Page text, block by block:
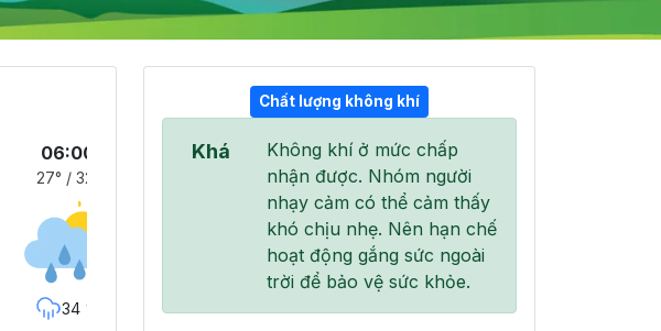
06:00
27° / 32°
34 %
07:00 08:00
29°/36°
Chất lượng không khí
Khá
Không khí ở mức chấp
nhận được. Nhóm người
nhạy cảm có thể cảm thấy
khó chịu nhẹ. Nên hạn chế
hoạt động gắng sức ngoài
trời để bảo vệ sức khỏe.